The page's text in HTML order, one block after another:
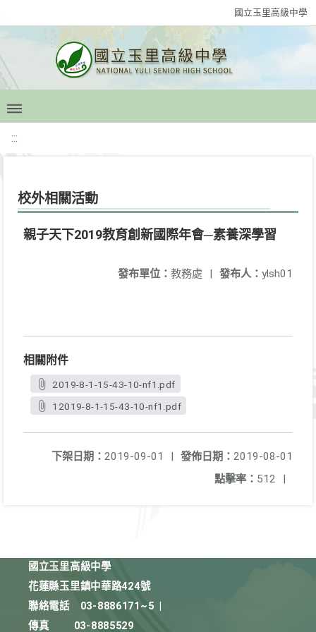
國立玉里高級中學
:::
校外相關活動
親子天下2019教育創新國際年會─素養深學習
發布人： ylsh01
發布單位： 教務處 |
相關附件
2019-8-1-15-43-10-nf1.pdf
12019-8-1-15-43-10-nf1.pdf
發佈日期： 2019-08-01
下架日期： 2019-09-01
|
點擊率： 512 |
國立玉里高級中學
花蓮縣玉里鎮中華路424號
聯絡電話
03-8886171~5
傳真
03-8885529